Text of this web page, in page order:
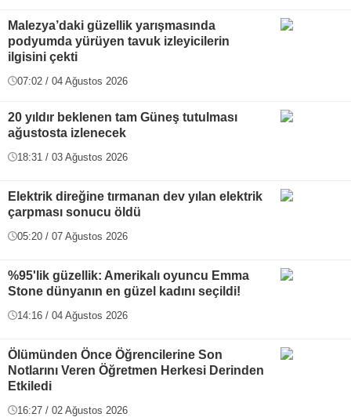
Malezya’daki güzellik yarışmasında
podyumda yürüyen tavuk izleyicilerin
ilgisini çekti
07:02 / 04 Ağustos 2026
20 yıldır beklenen tam Güneş tutulması
ağustosta izlenecek
18:31 / 03 Ağustos 2026
Elektrik direğine tırmanan dev yılan elektrik
çarpması sonucu öldü
05:20 / 07 Ağustos 2026
%95'lik güzellik: Amerikalı oyuncu Emma
Stone dünyanın en güzel kadını seçildi!
14:16 / 04 Ağustos 2026
Ölümünden Önce Öğrencilerine Son
Notlarını Veren Öğretmen Herkesi Derinden
Etkiledi
16:27 / 02 Ağustos 2026